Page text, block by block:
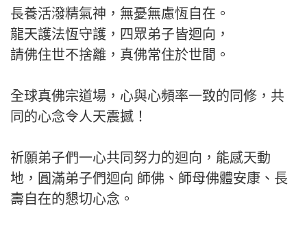
長養活潑精氣神，無憂無慮恆自在。
龍天護法恆守護，四眾弟子皆迴向，
請佛住世不捨離，真佛常住於世間。
全球真佛宗道場，心與心頻率一致的同修，共
同的心念令人天震撼！
祈願弟子們一心共同努力的迴向，能感天動
地，圓滿弟子們迴向 師佛、師母佛體安康、長
壽自在的懇切心念。